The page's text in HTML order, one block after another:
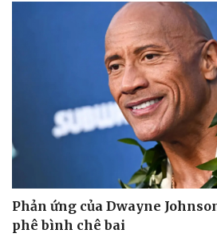
Du lịch
Đọc
Cửa
Kể
Hạt
Phản ứng của Dwayne
phê bình chê bai